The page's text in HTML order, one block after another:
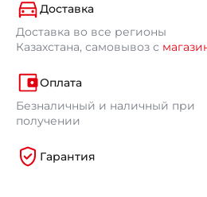
Доставка
Доставка во все регионы
Казахстана, самовывоз с
Оплата
Безналичный и наличный при
получении
Гарантия